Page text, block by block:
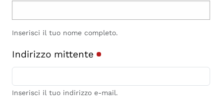
Inserisci il tuo nome completo.
Indirizzo mittente
Inserisci il tuo indirizzo e-mail.